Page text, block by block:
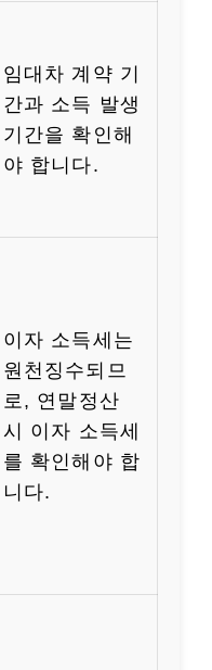
임대차 계약 기
간과 소득 발생
기간을 확인해
야 합니다.
이자 소득세는
원천징수되므
로, 연말정산
시 이자 소득세
를 확인해야 합
니다.